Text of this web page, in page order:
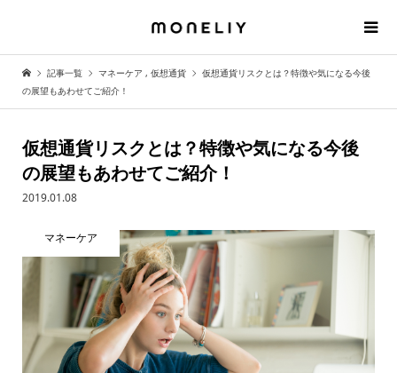
記事一覧 マネーケア , 仮想通貨
仮想通貨リスクとは？特徴や気になる今後
の展望もあわせてご紹介！
仮想通貨リスクとは？特徴や気になる今後
の展望もあわせてご紹介！
2019.01.08
マネーケア